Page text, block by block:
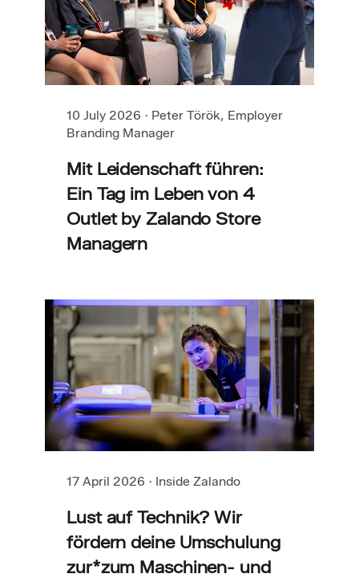
10 July 2026 · Peter Török, Employer
Branding Manager
Mit Leidenschaft führen:
Ein Tag im Leben von 4
Outlet by Zalando Store
Managern
17 April 2026 · Inside Zalando
Lust auf Technik? Wir
fördern deine Umschulung
zur*zum Maschinen- und